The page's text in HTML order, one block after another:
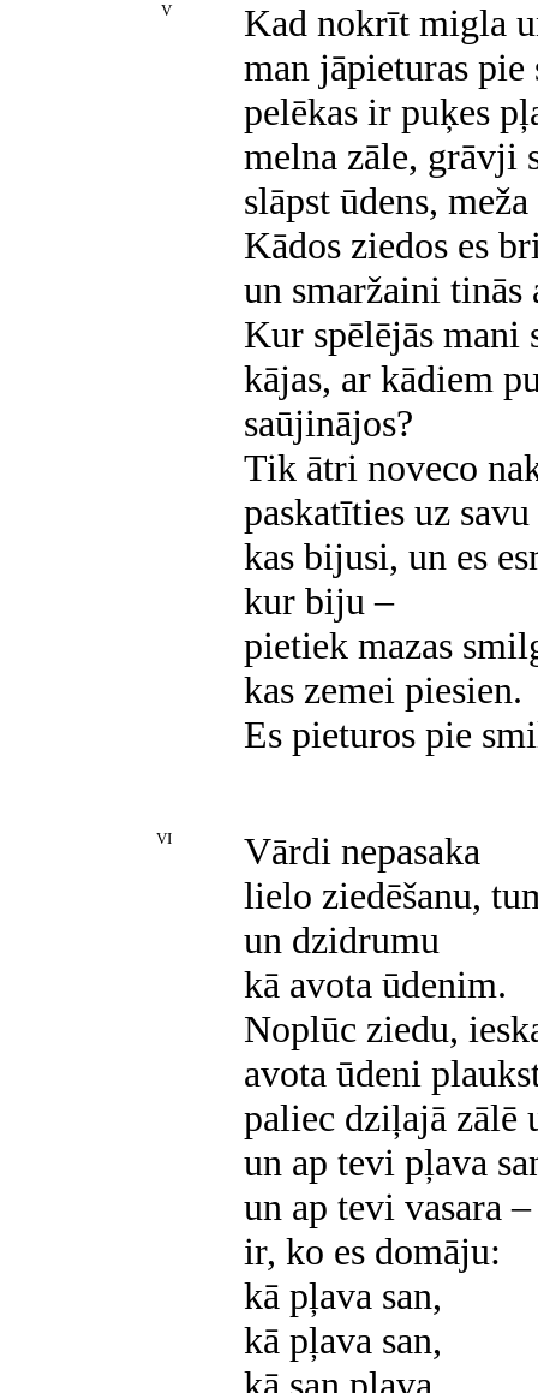
V
Kad nokrīt migla
man jāpieturas pie
pelēkas ir puķes
melna zāle, grāvji
slāpst ūdens,
Kādos ziedos es
un smaržaini tinās
Kur spēlējās mani
kājas, ar kādiem
saūjinājos?
Tik ātri noveco
paskatīties uz
kas bijusi, un es
kur biju–
pietiek mazas
kas zemei piesien.
Es pieturos pie
VI
Vārdi nepasaka
lielo ziedēšanu,
un dzidrumu
kā avota ūdenim.
Noplūc ziedu,
avota ūdeni
paliec dziļajā zālē
un ap tevi pļava
un ap tevi vasara–
ir, ko es domāju:
kā pļava san,
kā pļava san,